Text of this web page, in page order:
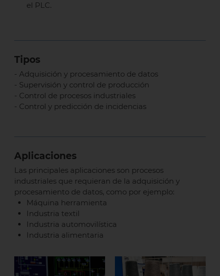
el PLC.
Tipos
- Adquisición y procesamiento de datos
- Supervisión y control de producción
- Control de procesos industriales
- Control y predicción de incidencias
Aplicaciones
Las principales aplicaciones son procesos
industriales que requieran de la adquisición y
procesamiento de datos, como por ejemplo:
Máquina herramienta
Industria textil
Industria automovilística
Industria alimentaria